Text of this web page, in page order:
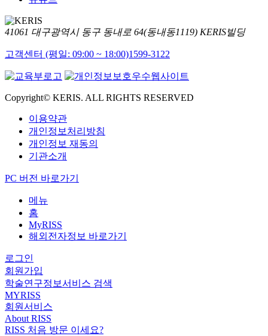
41061 대구광역시 동구 동내로 64(동내동1119) KERIS빌딩
고객센터 (평일: 09:00 ~ 18:00)1599-3122
Copyright© KERIS. ALL RIGHTS RESERVED
이용약관
개인정보처리방침
개인정보 재동의
기관소개
PC 버전 바로가기
메뉴
홈
MyRISS
해외전자정보 바로가기
로그인
회원가입
학술연구정보서비스 검색
MYRISS
회원서비스
About RISS
RISS 처음 방문 이세요?